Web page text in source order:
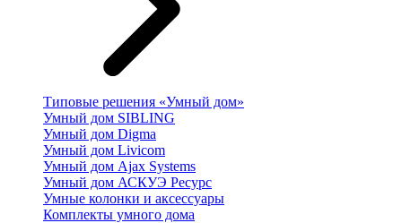
Типовые решения «Умный дом»
Умный дом SIBLING
Умный дом Digma
Умный дом Livicom
Умный дом Ajax Systems
Умный дом АСКУЭ Ресурс
Умные колонки и аксессуары
Комплекты умного дома